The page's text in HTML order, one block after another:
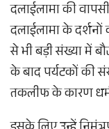
दलाईलामा की
दलाईलामा के
से भी बड़ी संख्या में
के बाद पर्यटकों की
तकलीफ के कारण